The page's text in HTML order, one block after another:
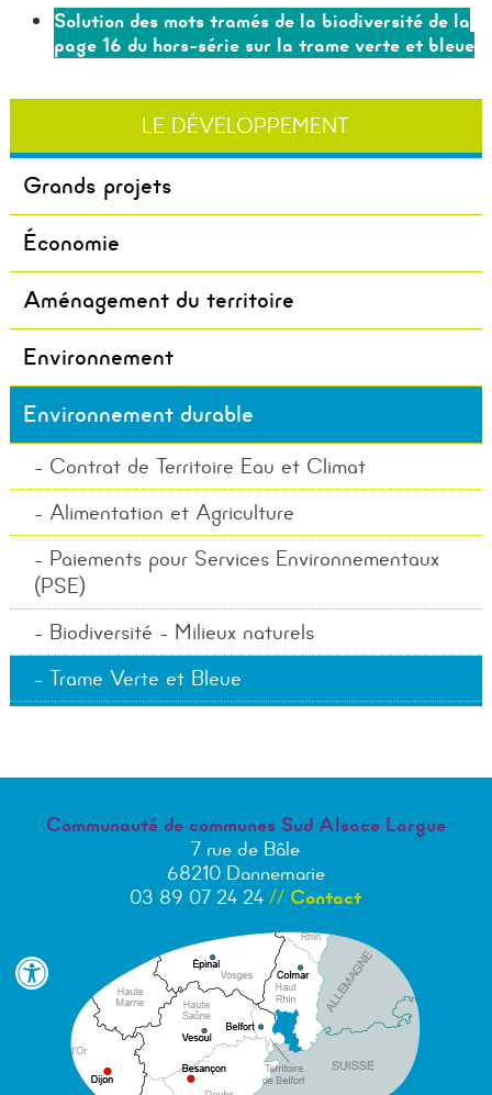
Solution des mots tramés de la biodiversité de la
page 16 du hors-série sur la trame verte et bleue
LE DÉVELOPPEMENT
Grands projets
Économie
Aménagement du territoire
Environnement
Environnement durable
Contrat de Territoire Eau et Climat
Alimentation et Agriculture
Paiements pour Services Environnementaux
(PSE)
Biodiversité - Milieux naturels
Trame Verte et Bleue
Communauté de communes Sud Alsace Largue
7 rue de Bâle
68210 Dannemarie
03 89 07 24 24// Contact